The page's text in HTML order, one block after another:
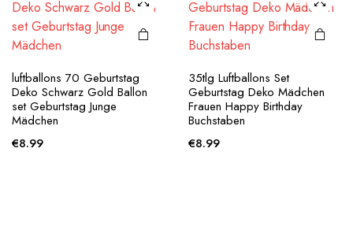
luftballons 70 Geburtstag
Deko Schwarz Gold Ballon
set Geburtstag Junge
Mädchen
€8.99
35tlg Luftballons Set
Geburtstag Deko Mädchen
Frauen Happy Birthday
Buchstaben
€8.99